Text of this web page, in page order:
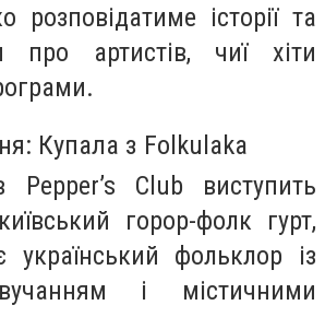
історії та
про артистів, чиї хіти
Купала з Folkulaka
Club виступить
горор-фолк гурт,
український фольклор із
і містичними